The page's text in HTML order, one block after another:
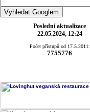
Poslední aktualizace
22.05.2024, 12:24
Počet přístupů od 17.5.2011:
7755776